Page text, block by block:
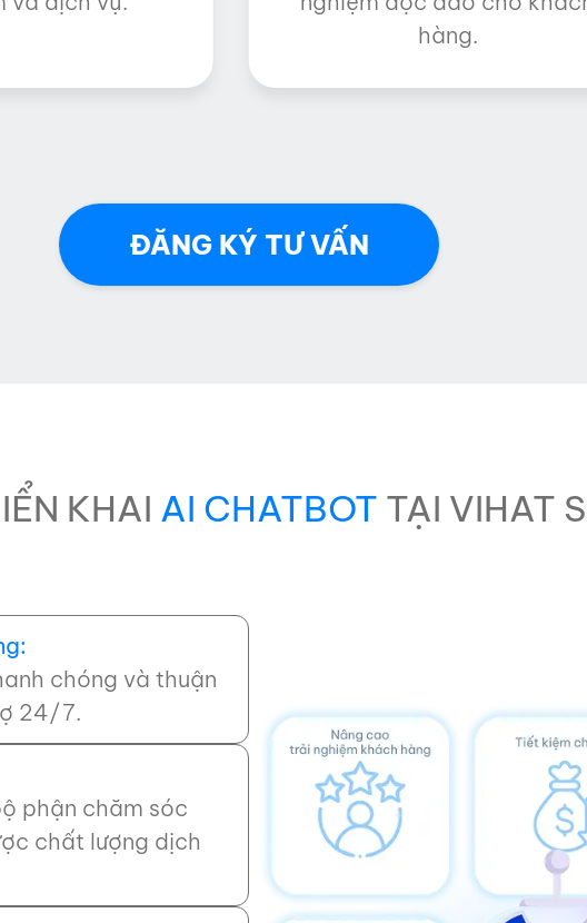
hàng.
ĐĂNG KÝ TƯ VẤN
KHAI AI CHATBOT TẠI VIHAT
chóng và thuận
24/7.
phận chăm sóc
chất lượng dịch